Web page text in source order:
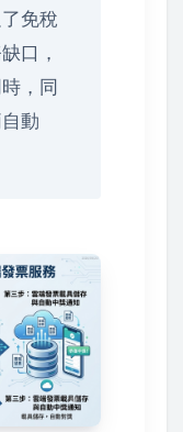
免稅
口，
，同
動